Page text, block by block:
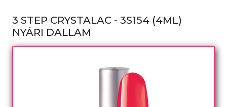
3 STEP CRYSTALAC - 3S154 (4ML)
NYÁRI DALLAM